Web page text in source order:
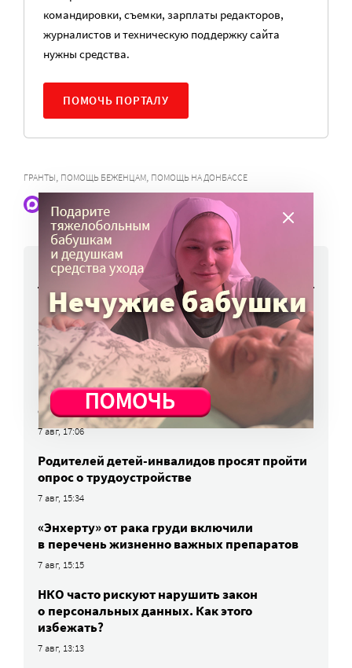
командировки, съемки, зарплаты редакторов,
журналистов и техническую поддержку сайта
нужны средства.
ПОМОЧЬ ПОРТАЛУ
ГРАНТЫ, ПОМОЩЬ БЕЖЕНЦАМ, ПОМОЩЬ НА ДОНБАССЕ
Наши статьи и новости в Max. Подпишитесь
НОВОСТИ
Вторая волна клещей ожидается в конце
августа — начале сентября
7 авг, 19:25
Родных, которые могут взять ребенка
из проблемной семьи, предлагают искать
с полицией
7 авг, 17:06
Родителей детей-инвалидов просят пройти
опрос о трудоустройстве
7 авг, 15:34
«Энхерту» от рака груди включили
в перечень жизненно важных препаратов
7 авг, 15:15
НКО часто рискуют нарушить закон
о персональных данных. Как этого
избежать?
7 авг, 13:13